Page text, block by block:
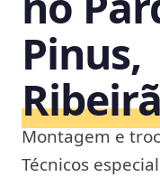
Pinus,
Montagem e
Técnicos